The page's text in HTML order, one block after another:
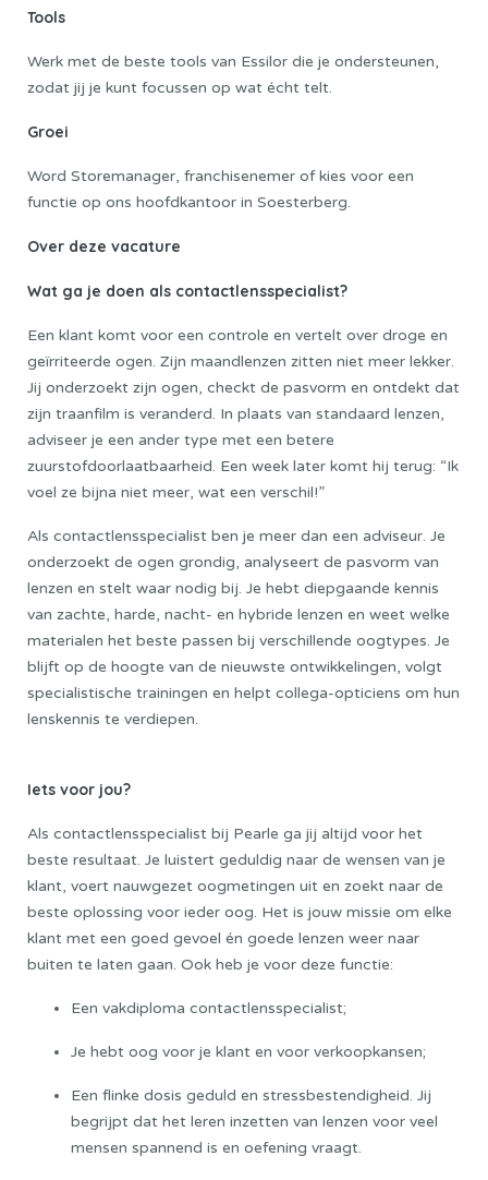
Tools
Werk met de beste tools van Essilor die je ondersteunen,
zodat jij je kunt focussen op wat écht telt.
Groei
Word Storemanager, franchisenemer of kies voor een
functie op ons hoofdkantoor in Soesterberg.
Over deze vacature
Wat ga je doen als contactlensspecialist?
Een klant komt voor een controle en vertelt over droge en
geïrriteerde ogen. Zijn maandlenzen zitten niet meer lekker.
Jij onderzoekt zijn ogen, checkt de pasvorm en ontdekt dat
zijn traanfilm is veranderd. In plaats van standaard lenzen,
adviseer je een ander type met een betere
zuurstofdoorlaatbaarheid. Een week later komt hij terug: “Ik
voel ze bijna niet meer, wat een verschil!”
Als contactlensspecialist ben je meer dan een adviseur. Je
onderzoekt de ogen grondig, analyseert de pasvorm van
lenzen en stelt waar nodig bij. Je hebt diepgaande kennis
van zachte, harde, nacht- en hybride lenzen en weet welke
materialen het beste passen bij verschillende oogtypes. Je
blijft op de hoogte van de nieuwste ontwikkelingen, volgt
specialistische trainingen en helpt collega-opticiens om hun
lenskennis te verdiepen.
Iets voor jou?
Als contactlensspecialist bij Pearle ga jij altijd voor het
beste resultaat. Je luistert geduldig naar de wensen van je
klant, voert nauwgezet oogmetingen uit en zoekt naar de
beste oplossing voor ieder oog. Het is jouw missie om elke
klant met een goed gevoel én goede lenzen weer naar
buiten te laten gaan. Ook heb je voor deze functie:
Een vakdiploma contactlensspecialist;
Je hebt oog voor je klant en voor verkoopkansen;
Een flinke dosis geduld en stressbestendigheid. Jij
begrijpt dat het leren inzetten van lenzen voor veel
mensen spannend is en oefening vraagt.